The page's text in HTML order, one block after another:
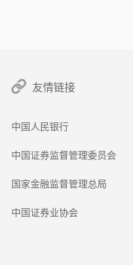
友情链接
中国人民银行
中国证券监督管理委员会
国家金融监督管理总局
中国证券业协会